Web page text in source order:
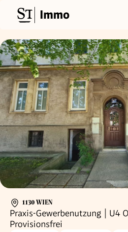
Immo
1130 WIEN
Praxis-Gewerbenutzung | U4
Provisionsfrei